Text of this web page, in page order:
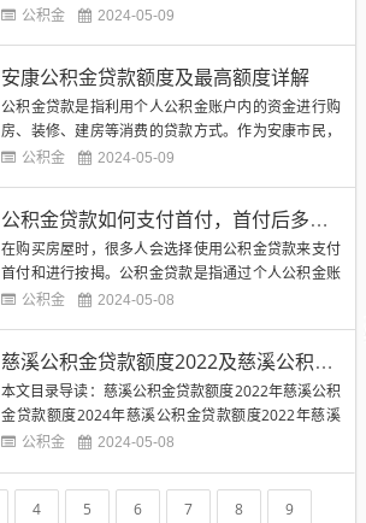
长期、稳定的贷款方式，受到了许多购房者的青睐。
间是否存在关联。在实际情况下，公积金贷款额度与
余额之间的关系并不是简单...
公积金 2024-05-09
安康公积金贷款额度及最高额度详解
公积金贷款是指利用个人公积金账户内的资金进行购
房、装修、建房等消费的贷款方式。作为安康市民，
如果你想通过公积金贷款来实现购房梦想，那么就需
个人公积金缴存情况和申请贷款用途来确定的。安康
市民可以根据自己的公积金...
公积金 2024-05-09
公积金贷款如何支付首付，首付后多久开始按揭，详细解析
在购买房屋时，很多人会选择使用公积金贷款来支付
首付和进行按揭。公积金贷款是指通过个人公积金账
户中的积蓄来进行房屋贷款，通常具有较低的利率和
公积金贷款如何支付首付，首付后多久开始按揭。
（图片来源网络，侵删）我们...
公积金 2024-05-08
慈溪公积金贷款额度2022及慈溪公积金贷款额度2024年详解
本文目录导读：慈溪公积金贷款额度2022年慈溪公积
金贷款额度2024年慈溪公积金贷款额度2022年慈溪
公积金贷款额度是指在慈溪地区使用公积金进行房屋
年，慈溪公积金贷款额度受到多方面因素的影响，包
括地区经济发展状况、政府政策调整等。慈溪公积金
公积金 2024-05-08
4 5 6 7 8 9